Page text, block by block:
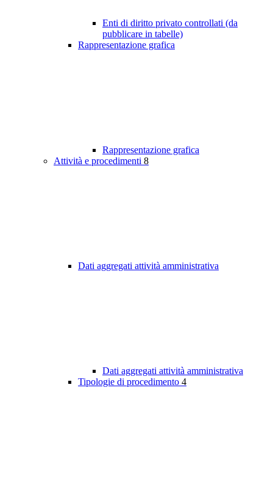
Enti di diritto privato controllati (da
pubblicare in tabelle)
Rappresentazione grafica
Rappresentazione grafica
Attività e procedimenti 8
Dati aggregati attività amministrativa
Dati aggregati attività amministrativa
Tipologie di procedimento 4